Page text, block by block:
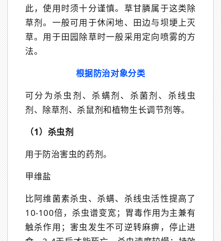
此，使用时须十分谨慎。草甘膦属于这类除
草剂。一般可用于休闲地、田边与坝埂上灭
草。用于田园除草时一般采用定向喷雾的方
法。
根据防治对象分类
可分为杀虫剂、杀螨剂、杀菌剂、杀线虫
剂、除草剂、杀鼠剂和植物生长调节剂等。
（1）杀虫剂
用于防治害虫的药剂。
甲维盐
比阿维菌素杀虫、杀螨、杀线虫活性提高了
10-100倍，杀虫谱变宽；胃毒作用为主兼有
触杀作用；害虫发生不可逆转麻痹，停止进